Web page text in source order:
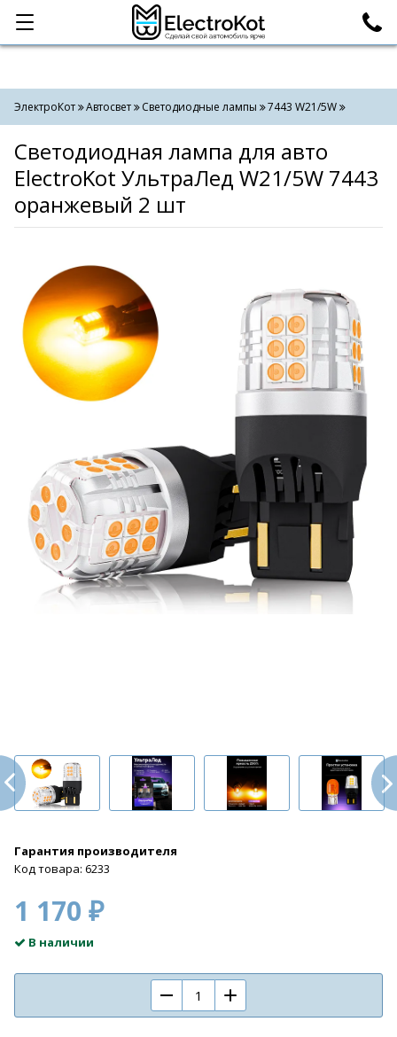
Категории Поиск
ЭлектроКот Автосвет Светодиодные лампы 7443 W21/5W
Светодиодная лампа для авто
ElectroKot УльтраЛед W21/5W 7443
оранжевый 2 шт
Гарантия производителя
Код товара: 6233
1 170 ₽
В наличии